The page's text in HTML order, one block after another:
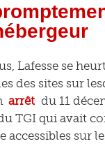
Lafesse se
des sites sur
arrêt du 11
TGI qui avait
accessibles sur